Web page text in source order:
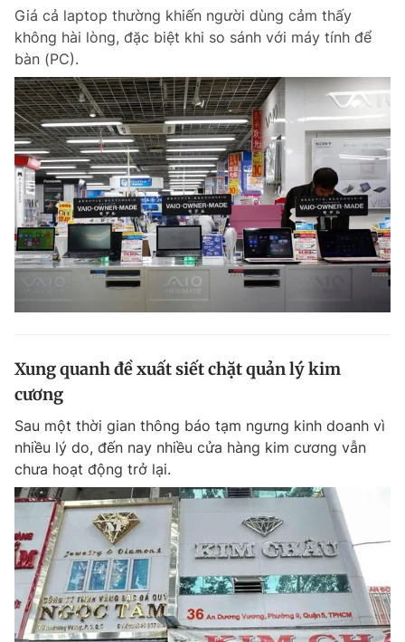
Giá cả laptop thường khiến người dùng cảm thấy
không hài lòng, đặc biệt khi so sánh với máy tính để
bàn (PC).
Xung quanh đề xuất siết chặt quản lý kim
cương
Sau một thời gian thông báo tạm ngưng kinh doanh vì
nhiều lý do, đến nay nhiều cửa hàng kim cương vẫn
chưa hoạt động trở lại.